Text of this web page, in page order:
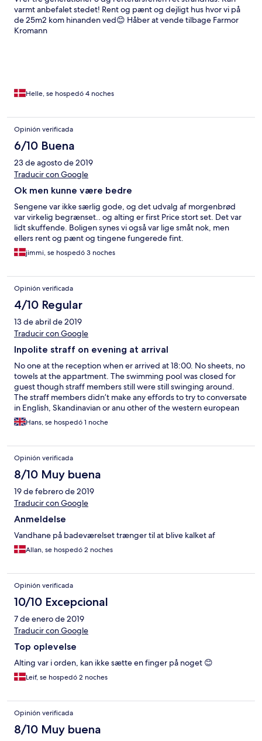
varmt anbefalet stedet! Rent og pænt og dejligt hus hvor vi på
de 25m2 kom hinanden ved😊 Håber at vende tilbage Farmor
Kromann
Helle, se hospedó 4 noches
Opinión verificada
6/10 Buena
23 de agosto de 2019
Traducir con Google
Ok men kunne være bedre
Sengene var ikke særlig gode, og det udvalg af morgenbrød
var virkelig begrænset.. og alting er first Price stort set. Det var
lidt skuffende. Boligen synes vi også var lige småt nok, men
ellers rent og pænt og tingene fungerede fint.
jimmi, se hospedó 3 noches
Opinión verificada
4/10 Regular
13 de abril de 2019
Traducir con Google
Inpolite straff on evening at arrival
No one at the reception when er arrived at 18:00. No sheets, no
towels at the appartment. The swimming pool was closed for
guest though straff members still were still swinging around.
The straff members didn’t make any effords to try to conversate
in English, Skandinavian or anu other of the western european
languages. The didn’t seem to care at us at all. The surroundings
were great and the conditions were all tights. Om dau time the
Hans, se hospedó 1 noche
Opinión verificada
8/10 Muy buena
19 de febrero de 2019
Traducir con Google
Anmeldelse
Vandhane på badeværelset trænger til at blive kalket af
Allan, se hospedó 2 noches
Opinión verificada
10/10 Excepcional
7 de enero de 2019
Traducir con Google
Top oplevelse
Alting var i orden, kan ikke sætte en finger på noget 😊
Leif, se hospedó 2 noches
Opinión verificada
8/10 Muy buena